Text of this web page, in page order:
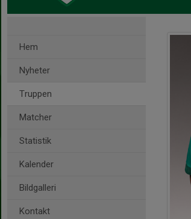
Hem
Nyheter
Truppen
Matcher
Statistik
Kalender
Bildgalleri
Kontakt